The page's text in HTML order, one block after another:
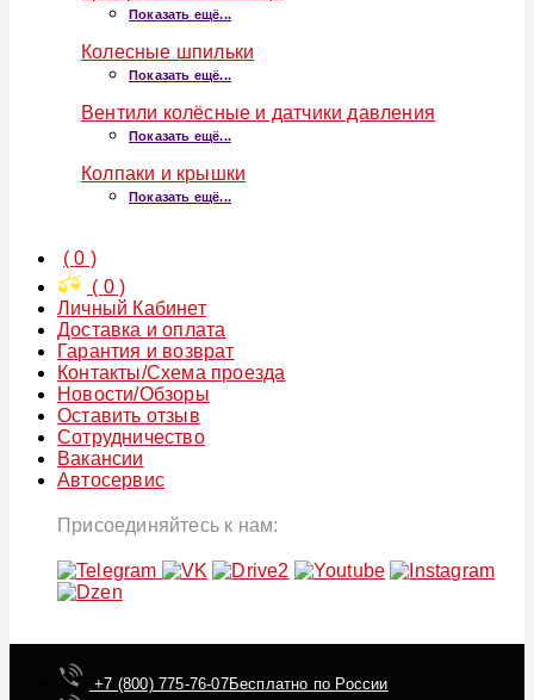
Показать ещё...
Колесные шпильки
Показать ещё...
Вентили колёсные и датчики давления
Показать ещё...
Колпаки и крышки
Показать ещё...
(0 )
( 0)
Личный Кабинет
Доставка и оплата
Гарантия и возврат
Контакты/Схема проезда
Новости/Обзоры
Оставить отзыв
Сотрудничество
Вакансии
Автосервис
Присоединяйтесь к нам:
+7 (800) 775-76-07Бесплатно по России